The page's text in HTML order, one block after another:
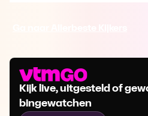
Kijk live, uitgesteld of
bingewatchen